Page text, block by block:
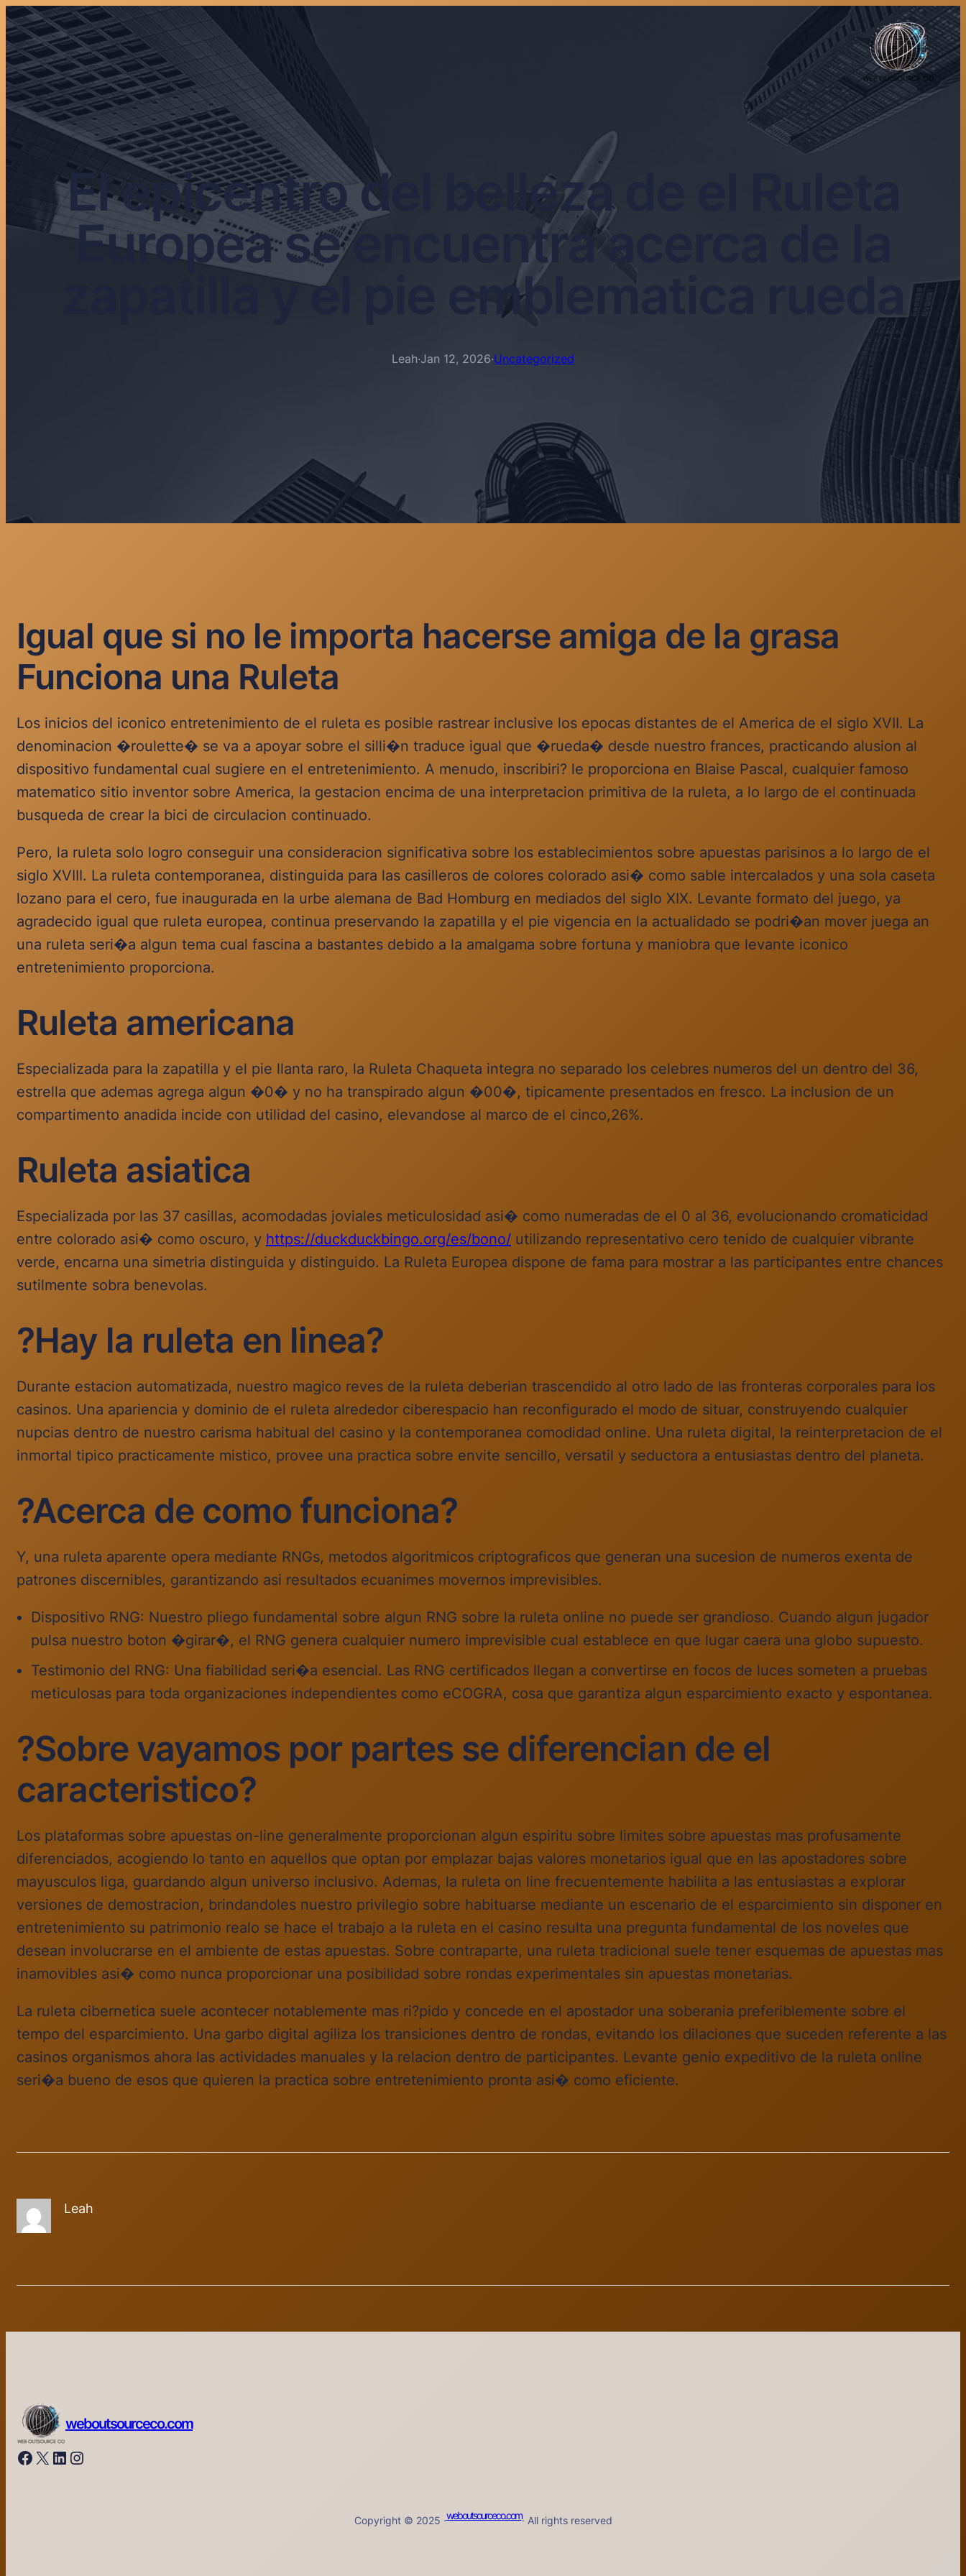
El epicentro del belleza de el Ruleta
Europea se encuentra acerca de la
zapatilla y el pie emblematica rueda
Leah·Jan 12, 2026·Uncategorized
Igual que si no le importa hacerse amiga de la grasa
Funciona una Ruleta
Los inicios del iconico entretenimiento de el ruleta es posible rastrear inclusive los epocas distantes de el America de el siglo XVII. La
denominacion �roulette� se va a apoyar sobre el silli�n traduce igual que �rueda� desde nuestro frances, practicando alusion al
dispositivo fundamental cual sugiere en el entretenimiento. A menudo, inscribiri? le proporciona en Blaise Pascal, cualquier famoso
matematico sitio inventor sobre America, la gestacion encima de una interpretacion primitiva de la ruleta, a lo largo de el continuada
busqueda de crear la bici de circulacion continuado.
Pero, la ruleta solo logro conseguir una consideracion significativa sobre los establecimientos sobre apuestas parisinos a lo largo de el
siglo XVIII. La ruleta contemporanea, distinguida para las casilleros de colores colorado asi� como sable intercalados y una sola caseta
lozano para el cero, fue inaugurada en la urbe alemana de Bad Homburg en mediados del siglo XIX. Levante formato del juego, ya
agradecido igual que ruleta europea, continua preservando la zapatilla y el pie vigencia en la actualidado se podri�an mover juega an
una ruleta seri�a algun tema cual fascina a bastantes debido a la amalgama sobre fortuna y maniobra que levante iconico
entretenimiento proporciona.
Ruleta americana
Especializada para la zapatilla y el pie llanta raro, la Ruleta Chaqueta integra no separado los celebres numeros del un dentro del 36,
estrella que ademas agrega algun �0� y no ha transpirado algun �00�, tipicamente presentados en fresco. La inclusion de un
compartimento anadida incide con utilidad del casino, elevandose al marco de el cinco,26%.
Ruleta asiatica
Especializada por las 37 casillas, acomodadas joviales meticulosidad asi� como numeradas de el 0 al 36, evolucionando cromaticidad
entre colorado asi� como oscuro, y https://duckduckbingo.org/es/bono/ utilizando representativo cero tenido de cualquier vibrante
verde, encarna una simetria distinguida y distinguido. La Ruleta Europea dispone de fama para mostrar a las participantes entre chances
sutilmente sobra benevolas.
?Hay la ruleta en linea?
Durante estacion automatizada, nuestro magico reves de la ruleta deberian trascendido al otro lado de las fronteras corporales para los
casinos. Una apariencia y dominio de el ruleta alrededor ciberespacio han reconfigurado el modo de situar, construyendo cualquier
nupcias dentro de nuestro carisma habitual del casino y la contemporanea comodidad online. Una ruleta digital, la reinterpretacion de el
inmortal tipico practicamente mistico, provee una practica sobre envite sencillo, versatil y seductora a entusiastas dentro del planeta.
?Acerca de como funciona?
Y, una ruleta aparente opera mediante RNGs, metodos algoritmicos criptograficos que generan una sucesion de numeros exenta de
patrones discernibles, garantizando asi resultados ecuanimes movernos imprevisibles.
Dispositivo RNG: Nuestro pliego fundamental sobre algun RNG sobre la ruleta online no puede ser grandioso. Cuando algun jugador
pulsa nuestro boton �girar�, el RNG genera cualquier numero imprevisible cual establece en que lugar caera una globo supuesto.
Testimonio del RNG: Una fiabilidad seri�a esencial. Las RNG certificados llegan a convertirse en focos de luces someten a pruebas
meticulosas para toda organizaciones independientes como eCOGRA, cosa que garantiza algun esparcimiento exacto y espontanea.
?Sobre vayamos por partes se diferencian de el
caracteristico?
Los plataformas sobre apuestas on-line generalmente proporcionan algun espiritu sobre limites sobre apuestas mas profusamente
diferenciados, acogiendo lo tanto en aquellos que optan por emplazar bajas valores monetarios igual que en las apostadores sobre
mayusculos liga, guardando algun universo inclusivo. Ademas, la ruleta on line frecuentemente habilita a las entusiastas a explorar
versiones de demostracion, brindandoles nuestro privilegio sobre habituarse mediante un escenario de el esparcimiento sin disponer en
entretenimiento su patrimonio realo se hace el trabajo a la ruleta en el casino resulta una pregunta fundamental de los noveles que
desean involucrarse en el ambiente de estas apuestas. Sobre contraparte, una ruleta tradicional suele tener esquemas de apuestas mas
inamovibles asi� como nunca proporcionar una posibilidad sobre rondas experimentales sin apuestas monetarias.
La ruleta cibernetica suele acontecer notablemente mas ri?pido y concede en el apostador una soberania preferiblemente sobre el
tempo del esparcimiento. Una garbo digital agiliza los transiciones dentro de rondas, evitando los dilaciones que suceden referente a las
casinos organismos ahora las actividades manuales y la relacion dentro de participantes. Levante genio expeditivo de la ruleta online
seri�a bueno de esos que quieren la practica sobre entretenimiento pronta asi� como eficiente.
Leah
weboutsourceco.com
Facebook X LinkedIn Instagram
Copyright © 2025 ·weboutsourceco.com· All rights reserved